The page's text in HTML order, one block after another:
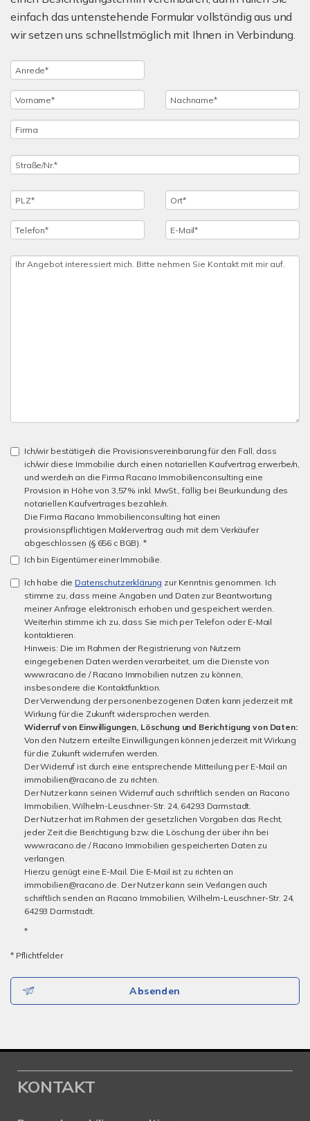
einfach das untenstehende Formular vollständig aus und
wir setzen uns schnellstmöglich mit Ihnen in Verbindung.
Ich/wir bestätige/n die Provisionsvereinbarung für den Fall, dass
ich/wir diese Immobilie durch einen notariellen Kaufvertrag erwerbe/n,
und werde/n an die Firma Racano Immobilienconsulting eine
Provision in Höhe von 3,57% inkl. MwSt., fällig bei Beurkundung des
notariellen Kaufvertrages bezahle/n.
Die Firma Racano Immobilienconsulting hat einen
provisionspflichtigen Maklervertrag auch mit dem Verkäufer
abgeschlossen (§ 656 c BGB). *
Ich bin Eigentümer einer Immobilie.
Ich habe die Datenschutzerklärung zur Kenntnis genommen. Ich
stimme zu, dass meine Angaben und Daten zur Beantwortung
meiner Anfrage elektronisch erhoben und gespeichert werden.
Weiterhin stimme ich zu, dass Sie mich per Telefon oder E-Mail
kontaktieren.
Hinweis: Die im Rahmen der Registrierung von Nutzern
eingegebenen Daten werden verarbeitet, um die Dienste von
www.racano.de / Racano Immobilien nutzen zu können,
insbesondere die Kontaktfunktion.
Der Verwendung der personenbezogenen Daten kann jederzeit mit
Wirkung für die Zukunft widersprochen werden.
Widerruf von Einwilligungen, Löschung und Berichtigung von Daten:
Von den Nutzern erteilte Einwilligungen können jederzeit mit Wirkung
für die Zukunft widerrufen werden.
Der Widerruf ist durch eine entsprechende Mitteilung per E-Mail an
immobilien@racano.de zu richten.
Der Nutzer kann seinen Widerruf auch schriftlich senden an Racano
Immobilien, Wilhelm-Leuschner-Str. 24, 64293 Darmstadt.
Der Nutzer hat im Rahmen der gesetzlichen Vorgaben das Recht,
jeder Zeit die Berichtigung bzw. die Löschung der über ihn bei
www.racano.de / Racano Immobilien gespeicherten Daten zu
verlangen.
Hierzu genügt eine E-Mail. Die E-Mail ist zu richten an
immobilien@racano.de. Der Nutzer kann sein Verlangen auch
schriftlich senden an Racano Immobilien, Wilhelm-Leuschner-Str. 24,
64293 Darmstadt.
*
* Pflichtfelder
Absenden
KONTAKT